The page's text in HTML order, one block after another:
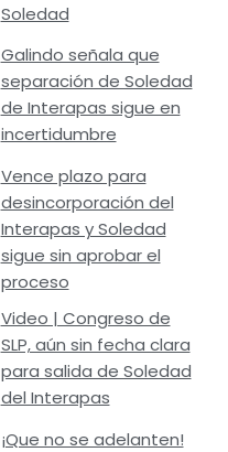
Soledad
Galindo señala que
separación de Soledad
de Interapas sigue en
incertidumbre
Vence plazo para
desincorporación del
Interapas y Soledad
sigue sin aprobar el
proceso
Video | Congreso de
SLP, aún sin fecha clara
para salida de Soledad
del Interapas
¡Que no se adelanten!